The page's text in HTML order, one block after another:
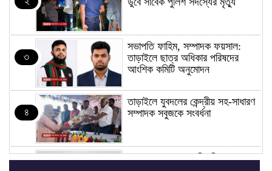
৩
সভাপতি ফাহিম, সম্পাদক ফয়সাল:
তাড়াইলে ছাত্র অধিকার পরিষদের
আংশিক কমিটি অনুমোদন
৪
তাড়াইলে যুবদলের কেন্দ্রীয় সহ-সাধারণ
সম্পাদক সবুজকে সংবর্ধনা
৪ মন্ত্রণালয়ে নতুন সচিব নিয়োগ, ২